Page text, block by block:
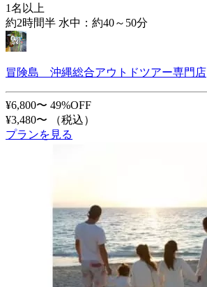
1名以上
約2時間半 水中：約40～50分
冒険島 沖縄総合アウトドツアー専門店
¥6,800〜 49%OFF
¥3,480〜
（税込）
プランを見る